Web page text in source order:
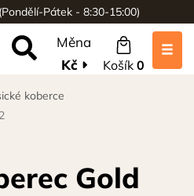
(Pondělí-Pátek - 8:30-15:00)
Košík 0
Měna
Kč
koberce
Gold